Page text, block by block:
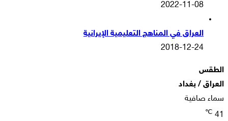
2022-11-08
العراق في المناهج التعليمية الإيرانية
2018-12-24
الطقس
العراق / بغداد
سماء صافية
41
℃